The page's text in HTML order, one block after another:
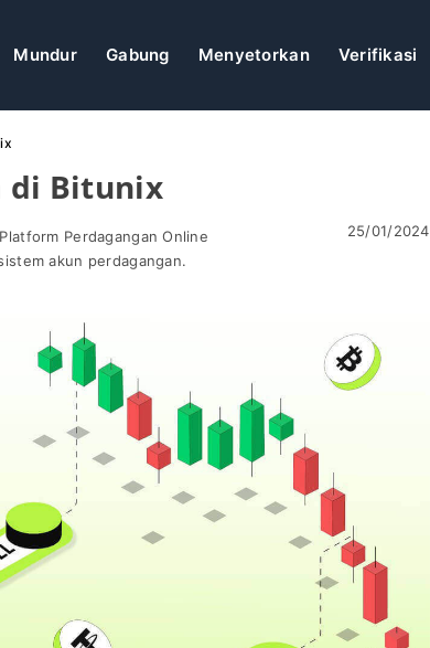
Mundur Gabung Menyetorkan Verifikasi
di Bitunix
Perdagangan Online
akun perdagangan.
25/01/2024